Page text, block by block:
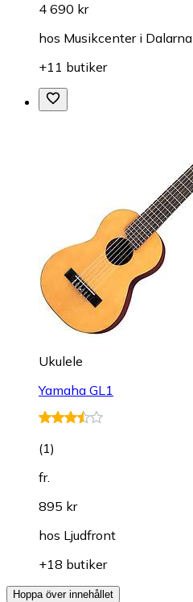
4 690 kr
hos Musikcenter i Dalarna
+11 butiker
Ukulele
Yamaha GL1
(1)
fr.
895 kr
hos Ljudfront
+18 butiker
Hoppa över innehållet